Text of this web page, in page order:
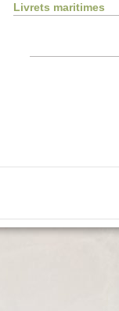
Livrets maritimes